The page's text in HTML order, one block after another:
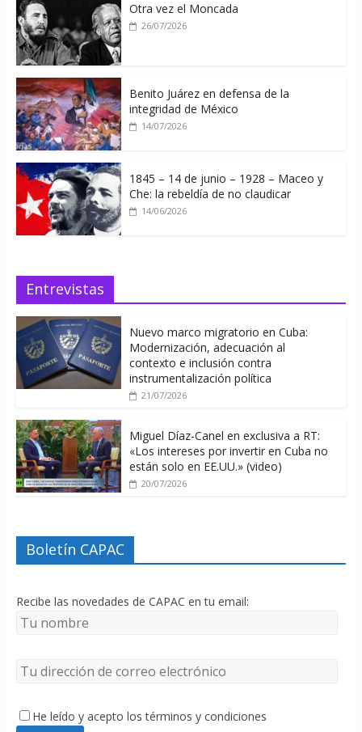
Otra vez el Moncada
26/07/2026
Benito Juárez en defensa de la
integridad de México
14/07/2026
1845 – 14 de junio – 1928 – Maceo y
Che: la rebeldía de no claudicar
14/06/2026
Entrevistas
Nuevo marco migratorio en Cuba:
Modernización, adecuación al
contexto e inclusión contra
instrumentalización política
21/07/2026
Miguel Díaz-Canel en exclusiva a RT:
«Los intereses por invertir en Cuba no
están solo en EE.UU.» (video)
20/07/2026
Boletín CAPAC
Recibe las novedades de CAPAC en tu email:
He leído y acepto los términos y condiciones